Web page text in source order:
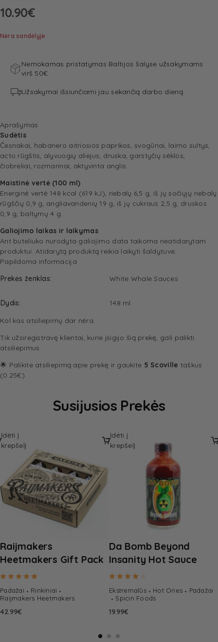
10.90€
Nėra sandėlyje
Nemokamas pristatymas Baltijos šalyse užsakymams
virš 50€
Užsakymai išsiunčiami jau sekančią darbo dieną
Aprašymas
Sudėtis
Česnakai, habanero aitriosios paprikos, svogūnai, laimo sultys,
acto rūgštis, alyvuogių aliejus, druska, garstyčių sėklos,
čiobreliai, rozmarinai, aktyvinta anglis.
Maistinė vertė (100 ml)
Energinė vertė 148 kcal (619 kJ), riebalų 6,5 g, iš jų sočiųjų riebalų
rūgščių 0,9 g, angliavandenių 19 g, iš jų cukraus 2,5 g, druskos
0,9 g, baltymų 4 g.
Galiojimo laikas ir laikymas
Ant buteliuko nurodyta galiojimo data taikoma neatidarytam
produktui. Atidarytą produktą reikia laikyti šaldytuve.
Papildoma informacija
Prekės ženklas
White Whale Sauces
Dydis
148 ml
Kol kas atsiliepimų dar nėra.
Tik užsiregistravę klientai, kurie įsigijo šią prekę, gali palikti
atsiliepimus.
🌟 Palikite atsiliepimą apie prekę ir gaukite 5 Scoville taškus
(0.25€).
Susijusios Prekės
Raijmakers
Heetmakers Gift Pack
Padažai
Rinkiniai
Raijmakers Heetmakers
42.99€
Įdėti į
krepšelį
Da Bomb Beyond
Insanity Hot Sauce
Ekstremalūs Hot Ones
Padažai
Spicin Foods
19.99€
Įdėti į
krepšelį